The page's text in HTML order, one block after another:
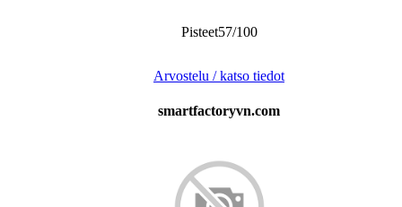
Pisteet57/100
Arvostelu / katso tiedot
smartfactoryvn.com